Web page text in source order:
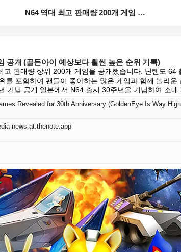
N64 역대 최고 판매량 200개 게임 공개 (골든아이...
공개 (골든아이 예상보다 훨씬 높은 순위 기록)
고 판매량 상위 200개 게임을 공개했습니다. 닌텐도 64
를 포함하여 팬들이 좋아하는 많은 게임과 함께 놀라운
기념 공개 일본에서 N64 출시 30주년을 기념하여 소
Revealed for 30th Anniversary (GoldenEye Is Way
news.at.thenote.app